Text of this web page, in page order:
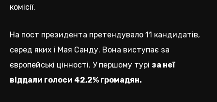
комісії.
На пост президента претендувало 11 кандидатів,
серед яких і Мая Санду. Вона виступає за
європейські цінності. У першому турі за неї
віддали голоси 42,2% громадян.